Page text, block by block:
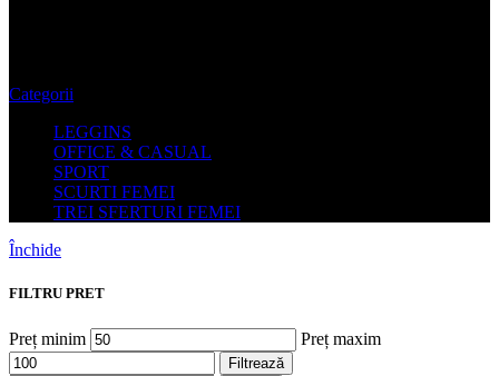
Categorii
LEGGINS
OFFICE & CASUAL
SPORT
SCURTI FEMEI
TREI SFERTURI FEMEI
Închide
FILTRU PRET
Preț minim Preț maxim
Filtrează